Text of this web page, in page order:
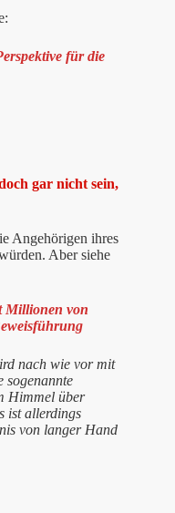
für die
gar nicht sein,
Angehörigen ihres
Aber siehe
Millionen von
nach wie vor mit
sogenannte
Himmel über
ist allerdings
von langer Hand